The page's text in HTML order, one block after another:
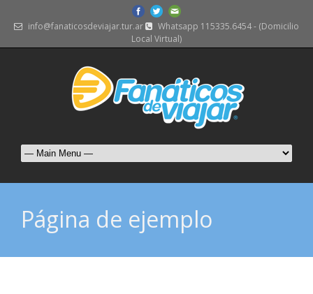
info@fanaticosdeviajar.tur.ar
Whatsapp 115335.6454 - (Domicilio
Local Virtual)
Página de ejemplo